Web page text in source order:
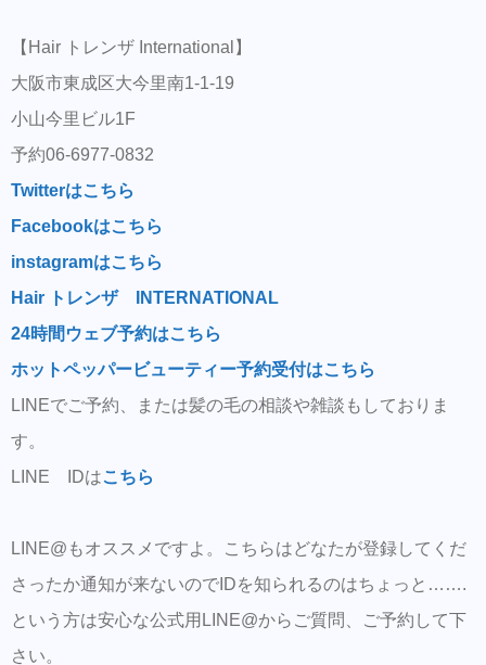
【Hair トレンザ International】
大阪市東成区大今里南1-1-19
小山今里ビル1F
予約06-6977-0832
Twitterはこちら
Facebookはこちら
instagramはこちら
Hair トレンザ INTERNATIONAL
24時間ウェブ予約はこちら
ホットペッパービューティー予約受付はこちら
LINEでご予約、または髪の毛の相談や雑談もしておりま
す。
LINE IDはこちら
LINE@もオススメですよ。こちらはどなたが登録してくだ
さったか通知が来ないのでIDを知られるのはちょっと…….
という方は安心な公式用LINE@からご質問、ご予約して下
さい。